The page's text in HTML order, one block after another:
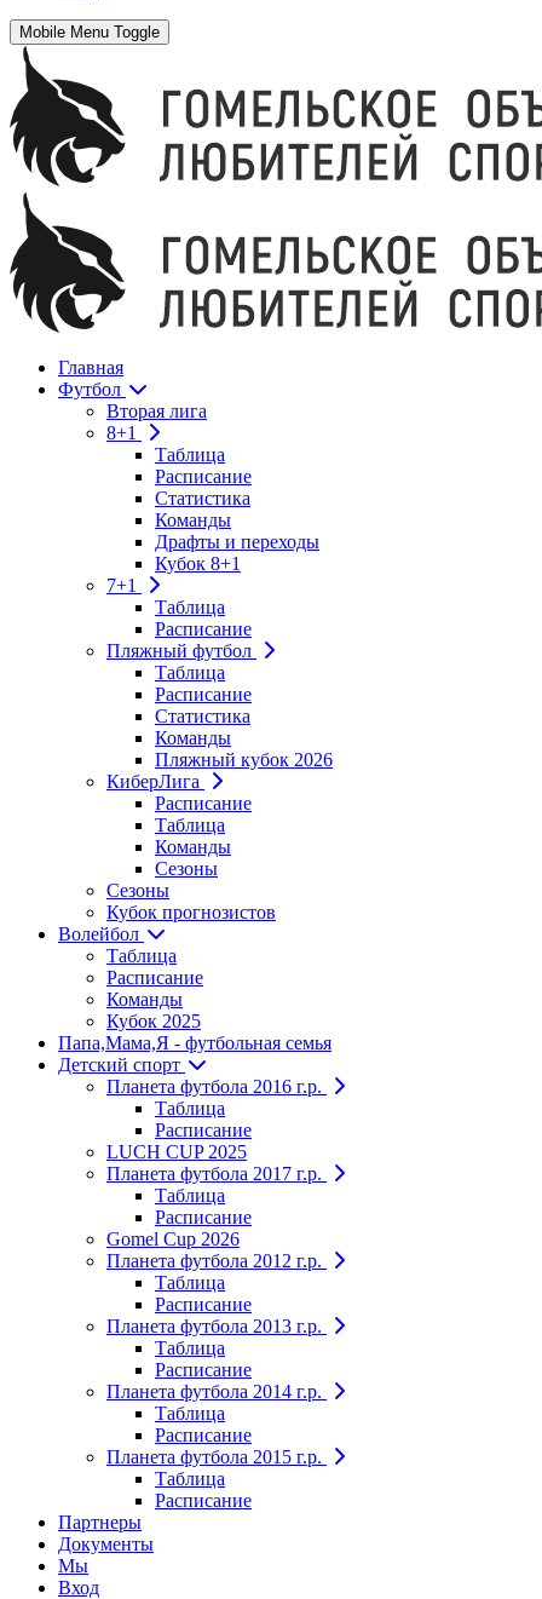
Mobile Menu Toggle
Главная
Футбол
Вторая лига
8+1
Таблица
Расписание
Статистика
Команды
Драфты и переходы
Кубок 8+1
7+1
Таблица
Расписание
Пляжный футбол
Таблица
Расписание
Статистика
Команды
Пляжный кубок 2026
КиберЛига
Расписание
Таблица
Команды
Сезоны
Сезоны
Кубок прогнозистов
Волейбол
Таблица
Расписание
Команды
Кубок 2025
Папа,Мама,Я - футбольная семья
Детский спорт
Планета футбола 2016 г.р.
Таблица
Расписание
LUCH CUP 2025
Планета футбола 2017 г.р.
Таблица
Расписание
Gomel Cup 2026
Планета футбола 2012 г.р.
Таблица
Расписание
Планета футбола 2013 г.р.
Таблица
Расписание
Планета футбола 2014 г.р.
Таблица
Расписание
Планета футбола 2015 г.р.
Таблица
Расписание
Партнеры
Документы
Мы
Вход